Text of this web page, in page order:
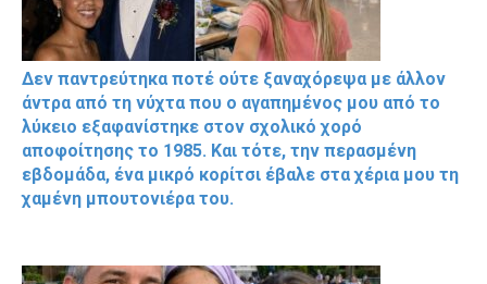
Δεν παντρεύτηκα ποτέ ούτε ξαναχόρεψα με άλλον
άντρα από τη νύχτα που ο αγαπημένος μου από το
λύκειο εξαφανίστηκε στον σχολικό χορό
αποφοίτησης το 1985. Και τότε, την περασμένη
εβδομάδα, ένα μικρό κορίτσι έβαλε στα χέρια μου τη
χαμένη μπουτονιέρα του.